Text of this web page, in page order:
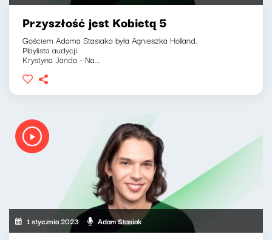
Przyszłość jest Kobietą 5
Gościem Adama Stasiaka była Agnieszka Holland.
Playlista audycji:
Krystyna Janda - Na...
1 stycznia 2023 Adam Stasiak